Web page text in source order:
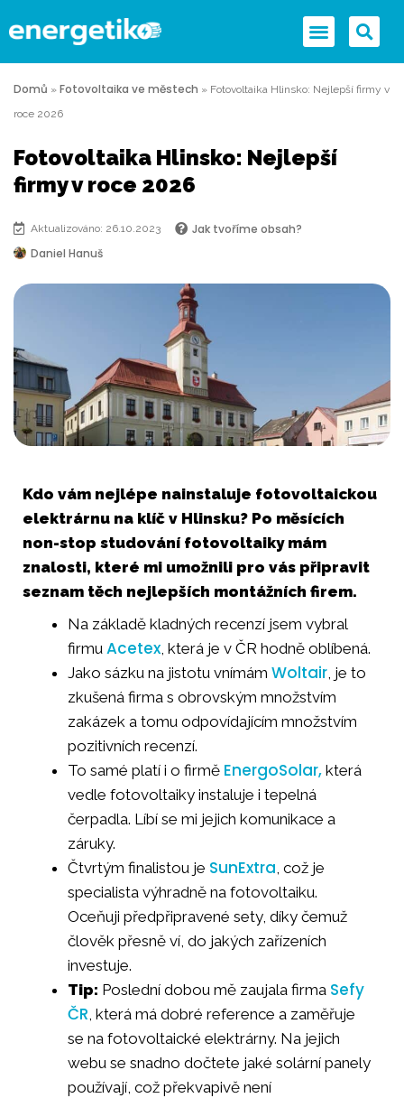
Domů » Fotovoltaika ve městech » Fotovoltaika Hlinsko: Nejlepší firmy v
roce 2026
Fotovoltaika Hlinsko: Nejlepší
firmy v roce 2026
Aktualizováno: 26.10.2023
Jak tvoříme obsah?
Daniel Hanuš
Kdo vám nejlépe nainstaluje fotovoltaickou
elektrárnu na klíč v Hlinsku? Po měsících
non-stop studování fotovoltaiky mám
znalosti, které mi umožnili pro vás připravit
seznam těch nejlepších montážních firem.
Na základě kladných recenzí jsem vybral
firmu Acetex, která je v ČR hodně oblíbená.
Jako sázku na jistotu vnímám Woltair, je to
zkušená firma s obrovským množstvím
zakázek a tomu odpovídajícím množstvím
pozitivních recenzí.
To samé platí i o firmě EnergoSolar, která
vedle fotovoltaiky instaluje i tepelná
čerpadla. Líbí se mi jejich komunikace a
záruky.
Čtvrtým finalistou je SunExtra, což je
specialista výhradně na fotovoltaiku.
Oceňuji předpřipravené sety, díky čemuž
člověk přesně ví, do jakých zařízeních
investuje.
Tip: Poslední dobou mě zaujala firma Sefy
ČR, která má dobré reference a zaměřuje
se na fotovoltaické elektrárny. Na jejich
webu se snadno dočtete jaké solární panely
používají, což překvapivě není